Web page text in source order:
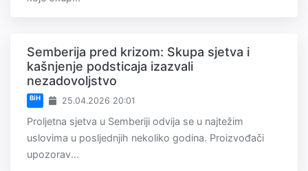
Semberija pred krizom: Skupa sjetva i
kašnjenje podsticaja izazvali
nezadovoljstvo
BiH 25.04.2026 20:01
Proljetna sjetva u Semberiji odvija se u najtežim
uslovima u posljednjih nekoliko godina. Proizvođači
upozorav...